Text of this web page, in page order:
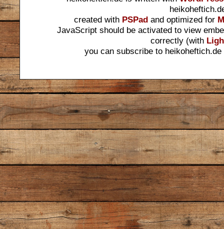
created with PSPadand optimized for
JavaScript should be activated to view
correctly (with
you can subscribe to